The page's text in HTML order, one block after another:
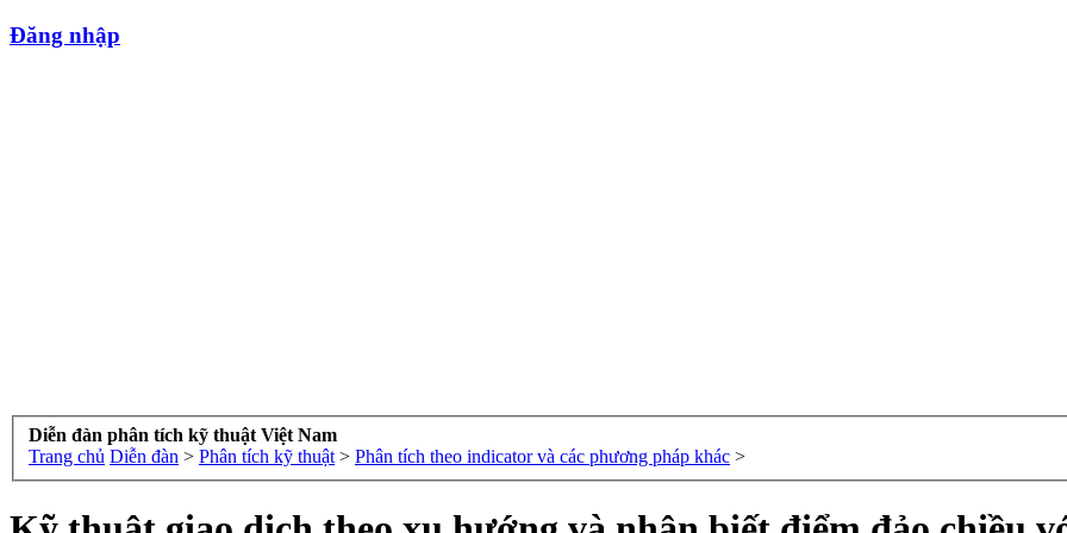
Đăng nhập
Diễn đàn phân tích kỹ thuật Việt Nam
Trang chủ Diễn đàn > Phân tích kỹ thuật > Phân tích theo indicator và các phương pháp khác >